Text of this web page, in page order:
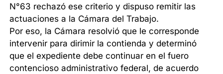
N°63 rechazó ese criterio y dispuso remitir las
actuaciones a la Cámara del Trabajo.
Por eso, la Cámara resolvió que le corresponde
intervenir para dirimir la contienda y determinó
que el expediente debe continuar en el fuero
contencioso administrativo federal, de acuerdo